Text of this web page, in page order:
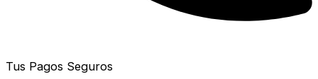
Tus Pagos Seguros